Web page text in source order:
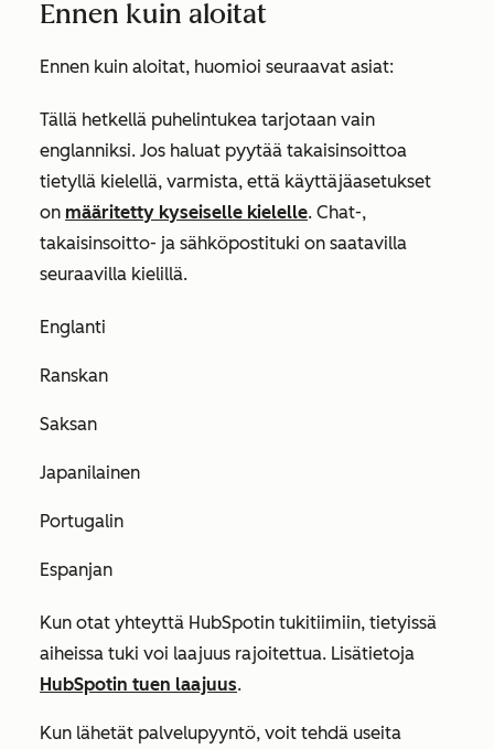
Ennen kuin aloitat
Ennen kuin aloitat, huomioi seuraavat asiat:
Tällä hetkellä puhelintukea tarjotaan vain
englanniksi. Jos haluat pyytää takaisinsoittoa
tietyllä kielellä, varmista, että käyttäjäasetukset
on määritetty kyseiselle kielelle. Chat-,
takaisinsoitto- ja sähköpostituki on saatavilla
seuraavilla kielillä.
Englanti
Ranskan
Saksan
Japanilainen
Portugalin
Espanjan
Kun otat yhteyttä HubSpotin tukitiimiin, tietyissä
aiheissa tuki voi laajuus rajoitettua. Lisätietoja
HubSpotin tuen laajuus.
Kun lähetät palvelupyyntö, voit tehdä useita